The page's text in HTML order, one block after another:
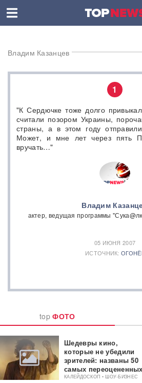
Владим Казанцев
1
"К Сердючке тоже долго
считали позором Украины,
страны, а в этом году
Может, и мне лет через пять
вручать…"
Владим
актер, ведущая программы
05 ИЮНЯ 2007
ИСТОЧНИК:
topФОТО
Шедевры кино,
которые не убедили
зрителей: названы 50
самых переоцененных
фильмов
КАЛЕЙДОСКОП • ШОУ-БИЗНЕС